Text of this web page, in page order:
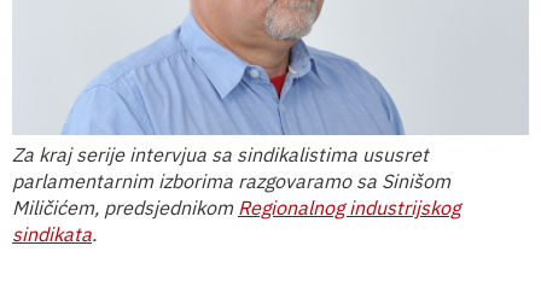
Za kraj serije intervjua sa sindikalistima ususret
parlamentarnim izborima razgovaramo sa Sinišom
Miličićem, predsjednikom Regionalnog industrijskog
sindikata.